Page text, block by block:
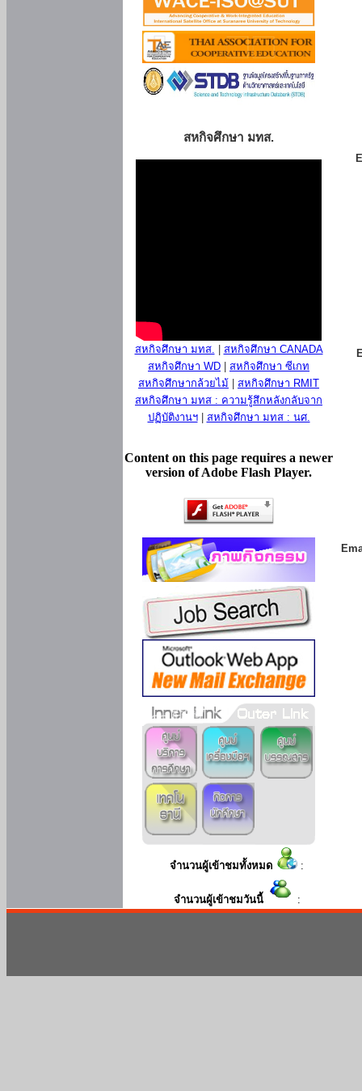
สหกิจศึกษา มทส.
สหกิจศึกษา มทส.
สหกิจศึกษา CANADA
สหกิจศึกษา WD
สหกิจศึกษา ซีเกท
สหกิจศึกษากล้วยไม้
สหกิจศึกษา RMIT
สหกิจศึกษา มทส : ความรู้สึกหลังกลับจาก
ปฏิบัติงานฯ| สหกิจศึกษา มทส : นศ.
Content on this page requires a newer
version of Adobe Flash Player.
จำนวนผู้เข้าชมทั้งหมด :
จำนวนผู้เข้าชมวันนี้ :